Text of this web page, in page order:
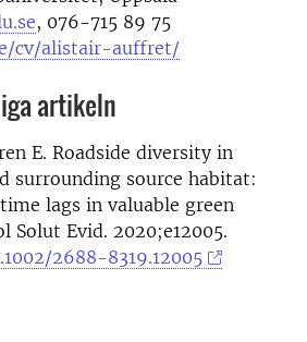
, 076-715 89 75
cv/alistair-auffret/
artikeln
E. Roadside diversity in
surrounding source habitat:
lags in valuable green
Solut Evid. 2020;e12005.
2688-8319.12005